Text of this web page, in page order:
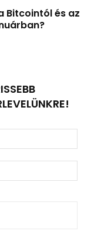
Bitcointól és az